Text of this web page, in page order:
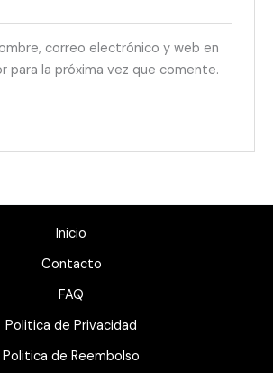
correo electrónico y web en
para la próxima vez que comente.
Inicio
Contacto
FAQ
Politica de Privacidad
Politica de Reembolso